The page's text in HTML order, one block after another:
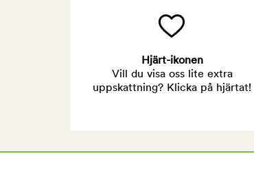
Hjärt-ikonen
Vill du visa oss lite extra
uppskattning? Klicka på hjärtat!